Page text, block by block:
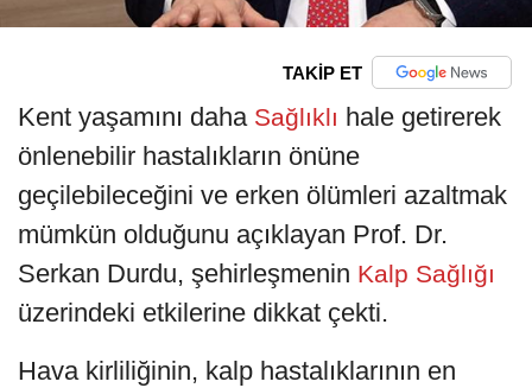
TAKİP ET
Kent yaşamını daha Sağlıklı hale getirerek
önlenebilir hastalıkların önüne
geçilebileceğini ve erken ölümleri azaltmak
mümkün olduğunu açıklayan Prof. Dr.
Serkan Durdu, şehirleşmenin Kalp Sağlığı
üzerindeki etkilerine dikkat çekti.
Hava kirliliğinin, kalp hastalıklarının en